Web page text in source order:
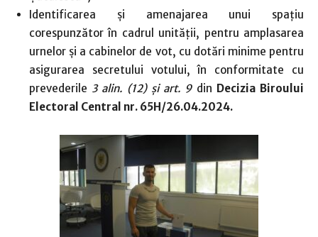
Identificarea și amenajarea unui spaţiu
corespunzător în cadrul unităţii, pentru amplasarea
urnelor şi a cabinelor de vot, cu dotări minime pentru
asigurarea secretului votului, în conformitate cu
prevederile 3 alin. (12) și art. 9din Decizia Biroului
Electoral Central nr. 65H/26.04.2024.